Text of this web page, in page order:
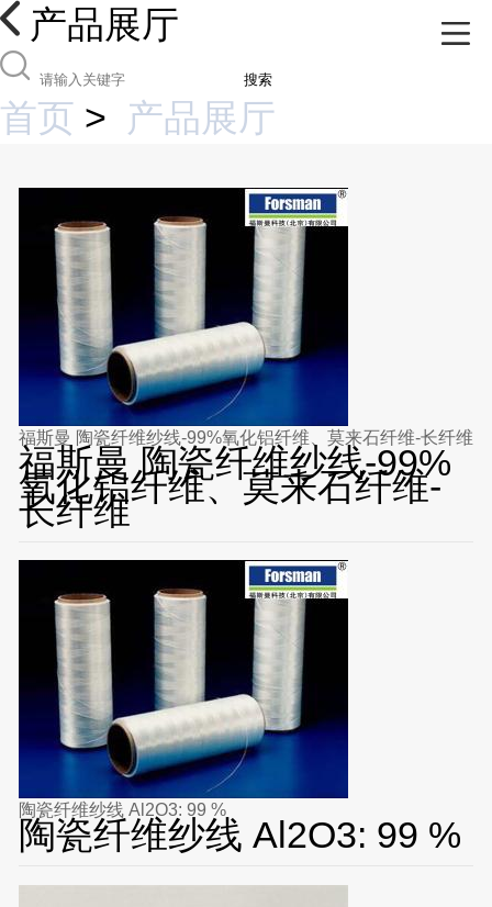
产品展厅
搜索
首页 > 产品展厅
福斯曼 陶瓷纤维纱线-99%氧化铝纤维、莫来石纤维-长纤维
福斯曼 陶瓷纤维纱线-99%
氧化铝纤维、莫来石纤维-
长纤维
陶瓷纤维纱线 Al2O3: 99 %
陶瓷纤维纱线 Al2O3: 99 %